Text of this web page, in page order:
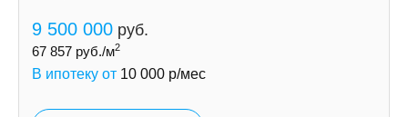
9 500 000 руб.
67 857 руб./м2
В ипотеку от 10 000 р/мес